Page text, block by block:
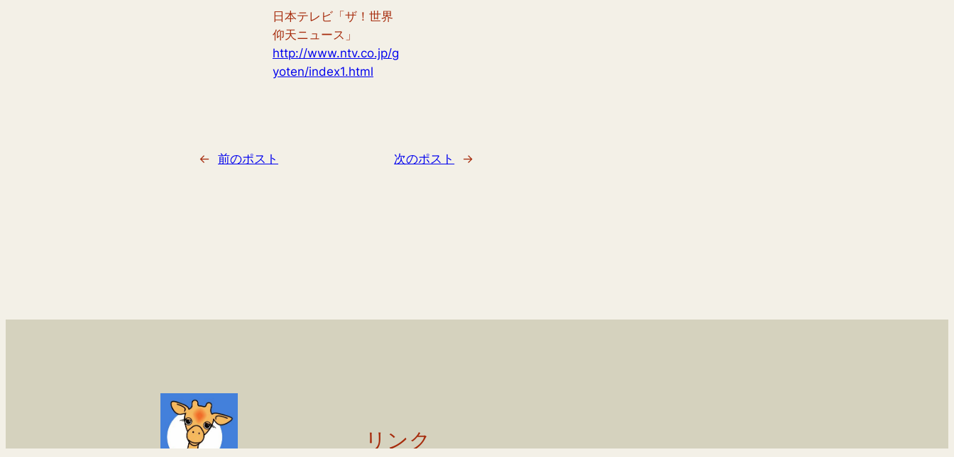
日本テレビ「ザ！世界
仰天ニュース」
http://www.ntv.co.jp/g
yoten/index1.html
← 前のポスト 次のポスト →
リンク